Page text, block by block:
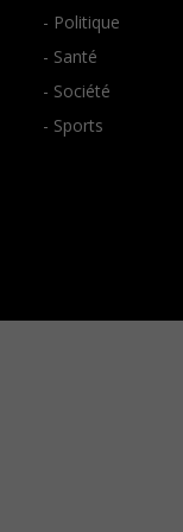
- Politique
- Santé
- Société
- Sports